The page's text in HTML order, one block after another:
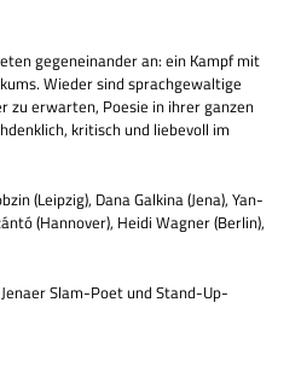
gegen­ein­an­der an: ein Kampf mit
Wie­der sind sprach­ge­wal­tige
erwar­ten, Poe­sie in ihrer gan­zen
kri­tisch und lie­be­voll im
(Leip­zig), Dana Gal­kina (Jena), Yan­
(Han­no­ver), Heidi Wag­ner (Ber­lin),
Slam-Poet und Stand-Up-